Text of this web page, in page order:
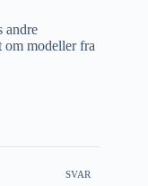
andre
om modeller fra
SVAR